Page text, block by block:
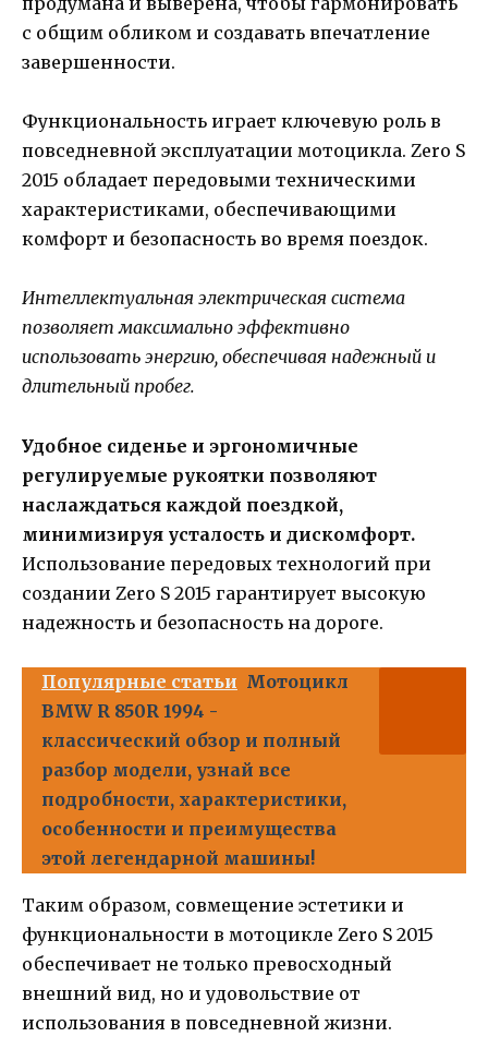
с общим обликом и создавать впечатление
завершенности.
Функциональность играет ключевую роль в
повседневной эксплуатации мотоцикла. Zero S
2015 обладает передовыми техническими
характеристиками, обеспечивающими
комфорт и безопасность во время поездок.
Интеллектуальная электрическая система
позволяет максимально эффективно
использовать энергию, обеспечивая надежный и
длительный пробег.
Удобное сиденье и эргономичные
регулируемые рукоятки позволяют
наслаждаться каждой поездкой,
минимизируя усталость и дискомфорт.
Использование передовых технологий при
создании Zero S 2015 гарантирует высокую
надежность и безопасность на дороге.
Популярные статьи Мотоцикл
BMW R 850R 1994 -
классический обзор и полный
разбор модели, узнай все
подробности, характеристики,
особенности и преимущества
этой легендарной машины!
Таким образом, совмещение эстетики и
функциональности в мотоцикле Zero S 2015
обеспечивает не только превосходный
внешний вид, но и удовольствие от
использования в повседневной жизни.